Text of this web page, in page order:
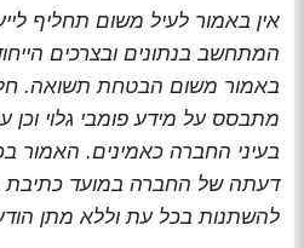
אין באמור לעיל משום תחליף
המתחשב בנתונים ובצרכים
באמור משום הבטחת תשואה.
מתבסס על מידע פומבי גלוי
בעיני החברה כאמינים.
דעתה של החברה במועד כתיבת
להשתנות בכל עת וללא מתן